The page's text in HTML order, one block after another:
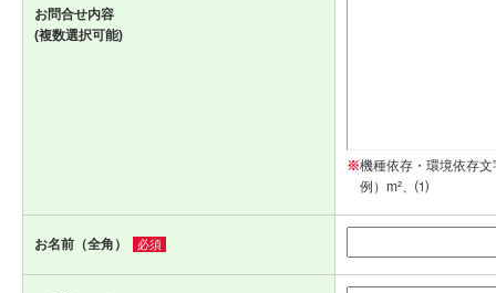
お問合せ内容
(複数選択可能)
※機種依存・環境依存
例）m²、⑴
お名前（全角） 必須